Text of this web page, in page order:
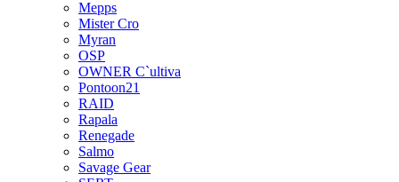
Mepps
Mister Cro
Myran
OSP
OWNER C`ultiva
Pontoon21
RAID
Rapala
Renegade
Salmo
Savage Gear